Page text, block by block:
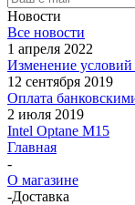
Новости
Все новости
1 апреля 2022
Изменение
12 сентября 2019
Оплата
2 июля 2019
Intel Optane M15
Главная
-
О магазине
-Доставка